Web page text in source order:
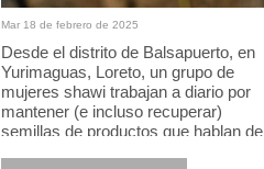
Mar 18 de febrero de 2025
Desde el distrito de Balsapuerto, en
Yurimaguas, Loreto, un grupo de
mujeres shawi trabajan a diario por
mantener (e incluso recuperar)
semillas de productos que hablan de